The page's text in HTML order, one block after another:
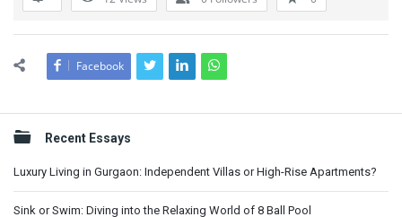
Facebook
Sidebar
Recent Essays
Luxury Living in Gurgaon: Independent Villas or High-Rise Apartments?
Sink or Swim: Diving into the Relaxing World of 8 Ball Pool